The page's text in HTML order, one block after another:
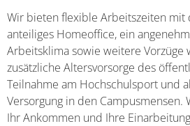
Wir bieten flexible Arbeitszeiten mit
anteiliges Homeoffice, ein
Arbeitsklima sowie weitere Vorzüge
zusätzliche Altersvorsorge des
Teilnahme am Hochschulsport und
Versorgung in den Campusmensen.
Ihr Ankommen und Ihre